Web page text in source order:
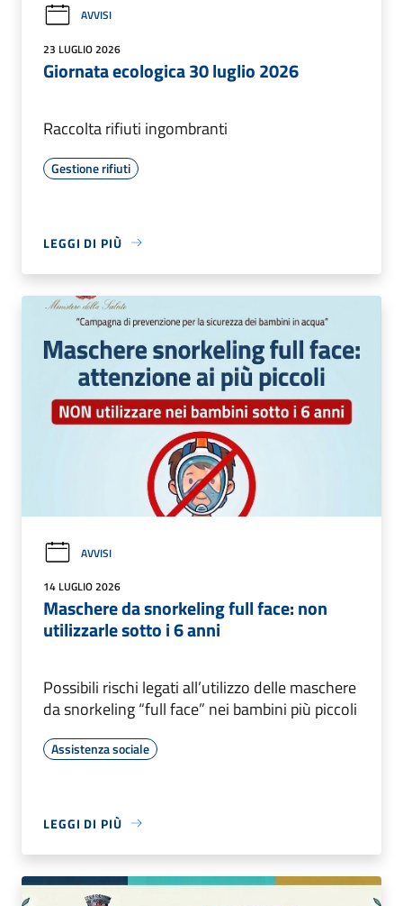
AVVISI
23 LUGLIO 2026
Giornata ecologica 30 luglio 2026
Raccolta rifiuti ingombranti
Gestione rifiuti
LEGGI DI PIÙ
AVVISI
14 LUGLIO 2026
Maschere da snorkeling full face: non
utilizzarle sotto i 6 anni
Possibili rischi legati all’utilizzo delle maschere
da snorkeling “full face” nei bambini più piccoli
Assistenza sociale
LEGGI DI PIÙ